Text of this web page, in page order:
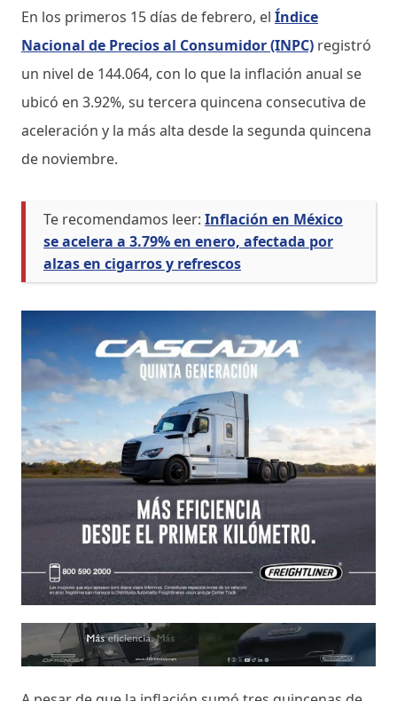
En los primeros 15 días de febrero, el Índice
Nacional de Precios al Consumidor (INPC) registró
un nivel de 144.064, con lo que la inflación anual se
ubicó en 3.92%, su tercera quincena consecutiva de
aceleración y la más alta desde la segunda quincena
de noviembre.
Te recomendamos leer: Inflación en México
se acelera a 3.79% en enero, afectada por
alzas en cigarros y refrescos